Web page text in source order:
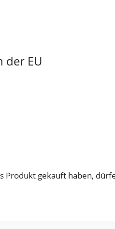
der EU
Produkt gekauft haben,